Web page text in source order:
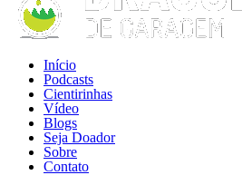
Início
Podcasts
Cientirinhas
Vídeo
Blogs
Seja Doador
Sobre
Contato